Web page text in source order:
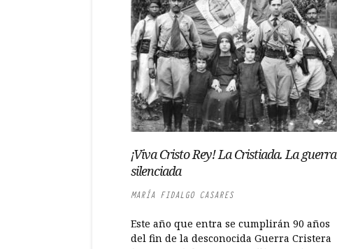
¡Viva Cristo Rey! La Cristiada. La guerra
silenciada
MARÍA FIDALGO CASARES
Este año que entra se cumplirán 90 años
del fin de la desconocida Guerra Cristera